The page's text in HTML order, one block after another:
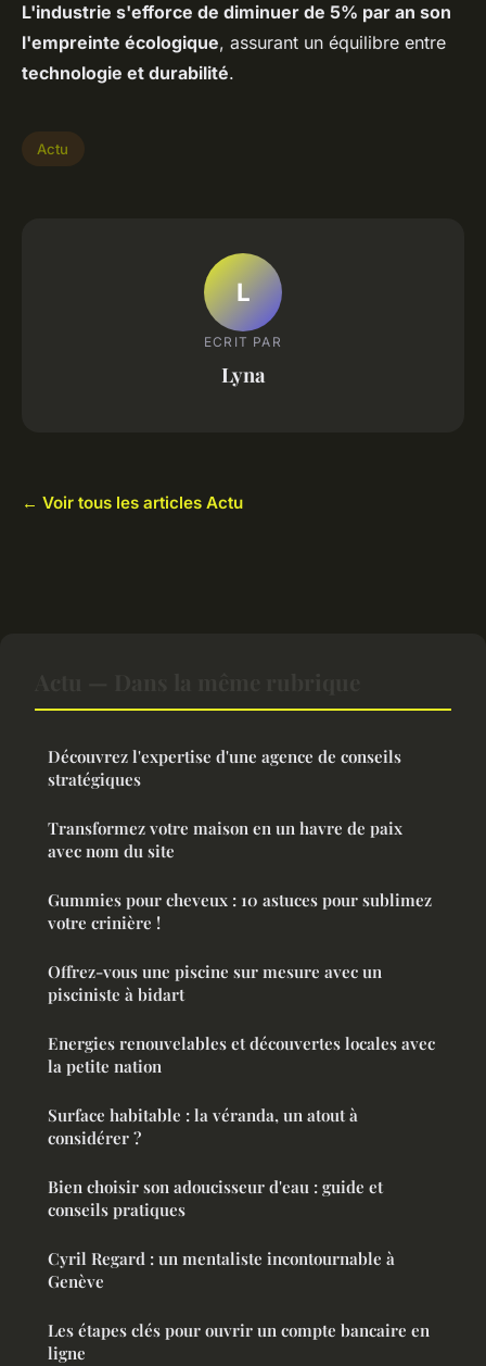
L'industrie s'efforce de diminuer de 5% par an son
l'empreinte écologique, assurant un équilibre entre
technologie et durabilité.
Actu
L
ECRIT PAR
Lyna
← Voir tous les articles Actu
Découvrez l'expertise d'une agence de conseils
stratégiques
Transformez votre maison en un havre de paix
avec nom du site
Gummies pour cheveux : 10 astuces pour sublimez
votre crinière !
Offrez-vous une piscine sur mesure avec un
pisciniste à bidart
Energies renouvelables et découvertes locales avec
la petite nation
Surface habitable : la véranda, un atout à
considérer ?
Bien choisir son adoucisseur d'eau : guide et
conseils pratiques
Cyril Regard : un mentaliste incontournable à
Genève
Les étapes clés pour ouvrir un compte bancaire en
ligne